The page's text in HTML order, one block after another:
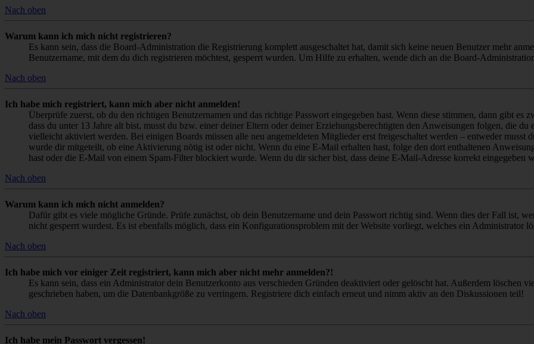
Nach oben
Warum kann ich mich nicht registrieren?
Es kann sein, dass die Board-Administration die Registrierung komplett ausgeschaltet hat, damit sich keine neuen Benutzer mehr
Benutzername, mit dem du dich registrieren möchtest, gesperrt wurden. Um Hilfe zu erhalten, wende dich an die Board-
Nach oben
Ich habe mich registriert, kann mich aber nicht anmelden!
Überprüfe zuerst, ob du den richtigen Benutzernamen und das richtige Passwort eingegeben hast. Wenn diese stimmen, dann gibt es
dass du unter 13 Jahre alt bist, musst du bzw. einer deiner Eltern oder deiner Erziehungsberechtigten den Anweisungen folgen, die
vielleicht aktiviert werden. Bei einigen Boards müssen alle neu angemeldeten Mitglieder erst freigeschaltet werden – entweder musst
wurde dir mitgeteilt, ob eine Aktivierung nötig ist oder nicht. Wenn du eine E-Mail erhalten hast, folge den dort enthaltenen
hast oder die E-Mail von einem Spam-Filter blockiert wurde. Wenn du dir sicher bist, dass deine E-Mail-Adresse korrekt eingegeben
Nach oben
Warum kann ich mich nicht anmelden?
Dafür gibt es viele mögliche Gründe. Prüfe zunächst, ob dein Benutzername und dein Passwort richtig sind. Wenn dies der Fall ist,
nicht gesperrt wurdest. Es ist ebenfalls möglich, dass ein Konfigurationsproblem mit der Website vorliegt, welches ein Administrator
Nach oben
Ich habe mich vor einiger Zeit registriert, kann mich aber nicht mehr anmelden?!
Es kann sein, dass ein Administrator dein Benutzerkonto aus verschieden Gründen deaktiviert oder gelöscht hat. Außerdem löschen
geschrieben haben, um die Datenbankgröße zu verringern. Registriere dich einfach erneut und nimm aktiv an den Diskussionen teil!
Nach oben
Ich habe mein Passwort vergessen!